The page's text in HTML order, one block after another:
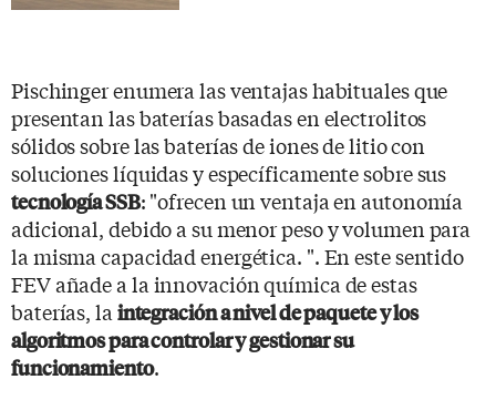
Pischinger enumera las ventajas habituales que
presentan las baterías basadas en electrolitos
sólidos sobre las baterías de iones de litio con
soluciones líquidas y específicamente sobre sus
tecnología SSB: "ofrecen un ventaja en autonomía
adicional, debido a su menor peso y volumen para
la misma capacidad energética. ". En este sentido
FEV añade a la innovación química de estas
baterías, la integración a nivel de paquete y los
algoritmos para controlar y gestionar su
funcionamiento.